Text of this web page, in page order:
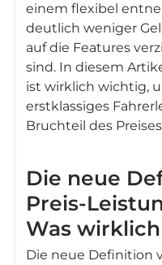
einem flexibel
deutlich weniger
auf die Features
sind. In diesem
ist wirklich wichtig,
erstklassiges
Bruchteil des
Die neue
Preis-
Was
Die neue Definition